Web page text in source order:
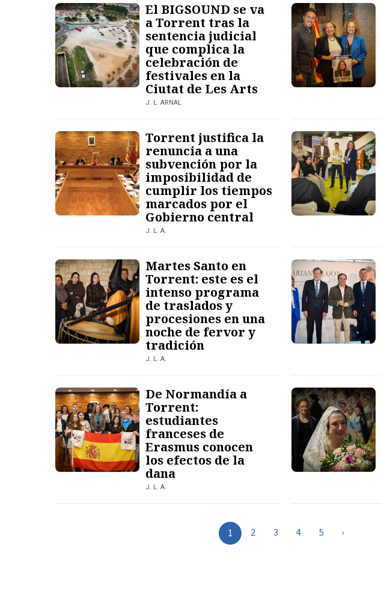
El BIGSOUND se va
a Torrent tras la
sentencia judicial
que complica la
celebración de
festivales en la
Ciutat de Les Arts
J. L. ARNAL
Torrent justifica la
renuncia a una
subvención por la
imposibilidad de
cumplir los tiempos
marcados por el
Gobierno central
J. L. A.
Martes Santo en
Torrent: este es el
intenso programa
de traslados y
procesiones en una
noche de fervor y
tradición
J. L. A.
De Normandía a
Torrent:
estudiantes
franceses de
Erasmus conocen
los efectos de la
dana
J. L. A.
1 2 3 4 5 ›